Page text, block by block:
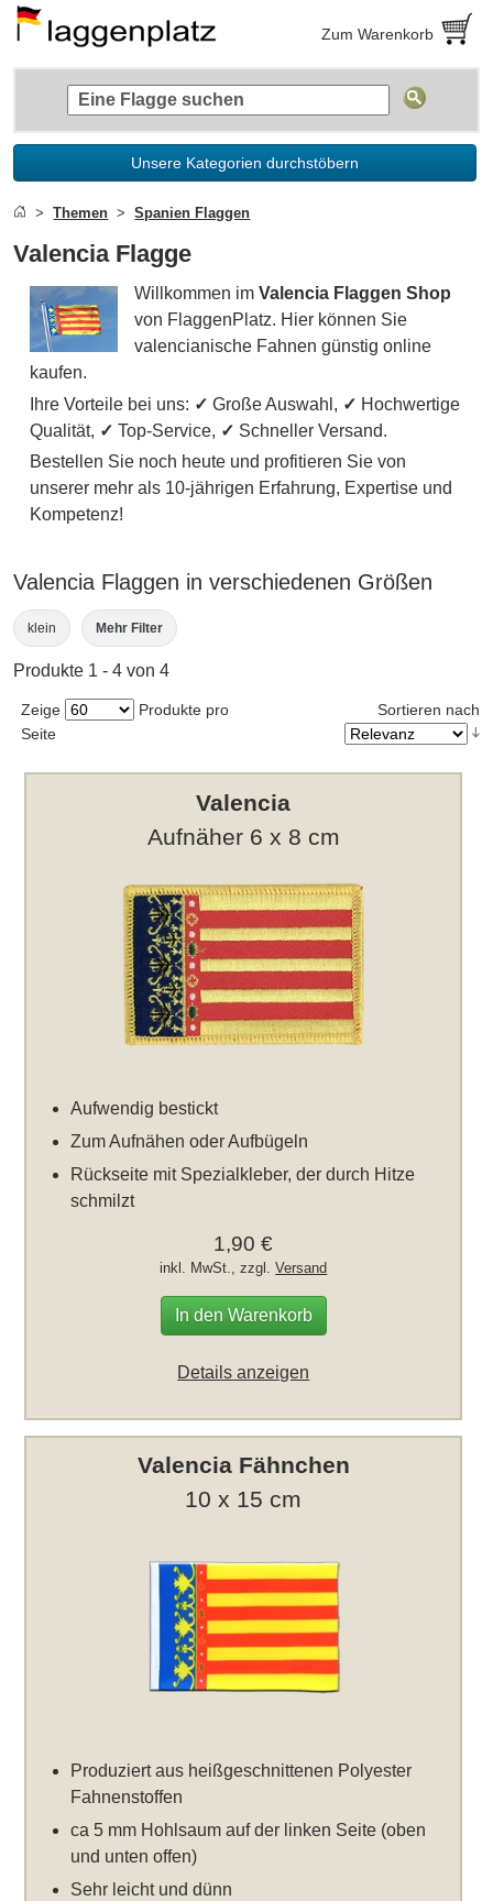
Zum Warenkorb
Unsere Kategorien durchstöbern
Themen Spanien Flaggen
Valencia Flagge
Willkommen imValencia Flaggen Shop
von FlaggenPlatz. Hier können Sie
valencianische Fahnen günstig online
kaufen.
Ihre Vorteile bei uns: ✓ Große Auswahl, ✓ Hochwertige
Qualität, ✓ Top-Service, ✓ Schneller Versand.
Bestellen Sie noch heute und profitieren Sie von
unserer mehr als 10-jährigen Erfahrung, Expertise und
Kompetenz!
Valencia Flaggen in verschiedenen Größen
klein Mehr Filter
Produkte 1 - 4 von 4
Zeige
Produkte pro
Seite
Sortieren nach
Valencia
Aufnäher 6 x 8 cm
Aufwendig bestickt
Zum Aufnähen oder Aufbügeln
Rückseite mit Spezialkleber, der durch Hitze
schmilzt
1,90 €
inkl. MwSt., zzgl.Versand
In den Warenkorb
Details anzeigen
Valencia Fähnchen
10 x 15 cm
Produziert aus heißgeschnittenen Polyester
Fahnenstoffen
ca 5 mm Hohlsaum auf der linken Seite (oben
und unten offen)
Sehr leicht und dünn